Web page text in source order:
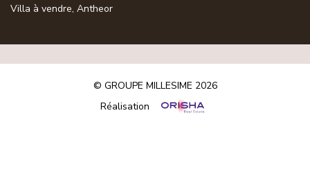
Villa à vendre, Antheor
© GROUPE MILLESIME 2026
Réalisation